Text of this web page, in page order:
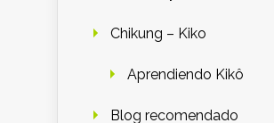
Chikung – Kiko
Aprendiendo Kikô
Blog recomendado